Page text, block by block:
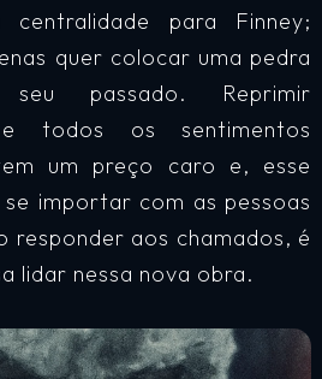
para Finney;
quer colocar uma pedra
passado. Reprimir
e todos os sentimentos
um preço caro e, esse
importar com as pessoas
responder aos chamados, é
lidar nessa nova obra.